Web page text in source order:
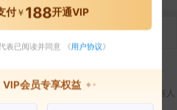
外投资
1
在外任职 作为受益所有人
付￥ 188开通VIP
表已阅读并同意 《用户协议》
VIP会员专享权益